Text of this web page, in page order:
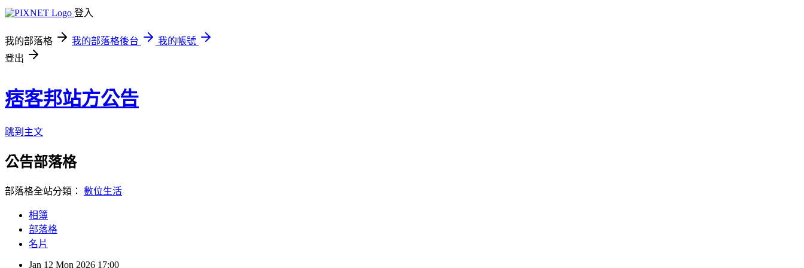
登入
我的部落格 我的部落格後台
我的帳號
登出
痞客邦站方公告
跳到主文
公告部落格
部落格全站分類： 數位生活
相簿
部落格
名片
Jan 12 Mon 2026 17:00